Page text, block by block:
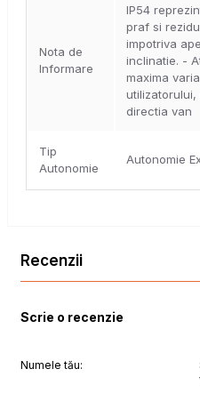
Nota de
Informare
IP54
praf si
impotriva
inclinatie. -
maxima
utilizatorului,
directia van
Tip
Autonomie
Autonomie
Recenzii
Scrie o recenzie
Numele tău: